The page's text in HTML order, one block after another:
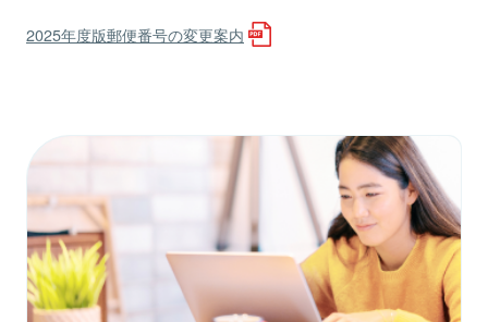
2025年度版郵便番号の変更案内